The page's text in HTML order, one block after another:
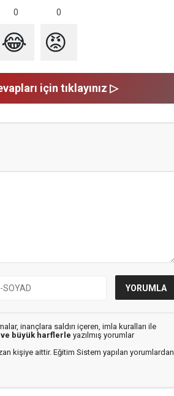
0 0
😂 😡
için tıklayınız ▷
inançlara saldırı içeren, imla kuralları ile
büyük harflerle yazılmış yorumlar
kişiye aittir. Eğitim Sistem yapılan yorumlardan